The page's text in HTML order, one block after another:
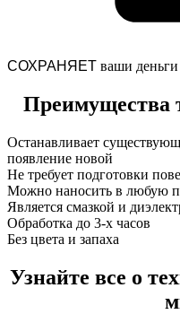
СОХРАНЯЕТ ваши
Преимущества
Останавливает
появление новой
Не требует подготовки
Можно наносить в любую
Является смазкой и
Обработка до 3-х часов
Без цвета и запаха
Узнайте все о